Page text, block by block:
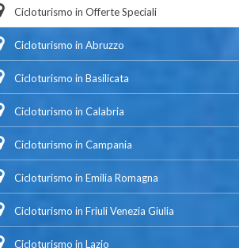
Cicloturismo in Offerte Speciali
Cicloturismo in Abruzzo
Cicloturismo in Basilicata
Cicloturismo in Calabria
Cicloturismo in Campania
Cicloturismo in Emilia Romagna
Cicloturismo in Friuli Venezia Giulia
Cicloturismo in Lazio